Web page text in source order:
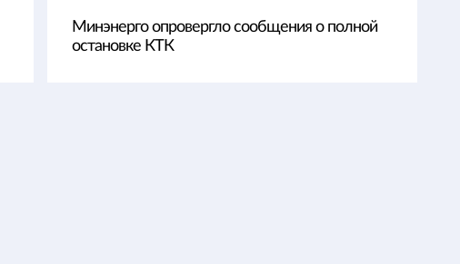
Минэнерго опровергло сообщения о полной
остановке КТК